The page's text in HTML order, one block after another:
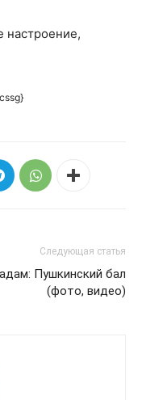
настроение,
Следующая статья
Пушкинский бал
(фото, видео)